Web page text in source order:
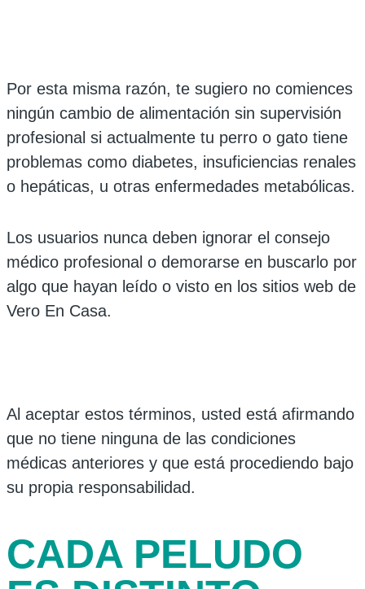
Por esta misma razón, te sugiero no comiences
ningún cambio de alimentación sin supervisión
profesional si actualmente tu perro o gato tiene
problemas como diabetes, insuficiencias renales
o hepáticas, u otras enfermedades metabólicas.
Los usuarios nunca deben ignorar el consejo
médico profesional o demorarse en buscarlo por
algo que hayan leído o visto en los sitios web de
Vero En Casa.
Al aceptar estos términos, usted está afirmando
que no tiene ninguna de las condiciones
médicas anteriores y que está procediendo bajo
su propia responsabilidad.
CADA PELUDO